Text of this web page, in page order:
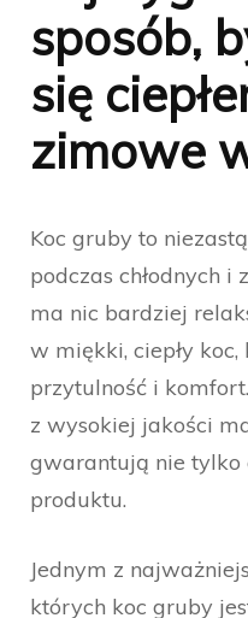
sposób,
się
zimowe
Koc gruby to
podczas chłodnych
ma nic bardziej
w miękki, ciepły
przytulność i
z wysokiej jakości
gwarantują nie tylko
produktu.
Jednym z
których koc gruby